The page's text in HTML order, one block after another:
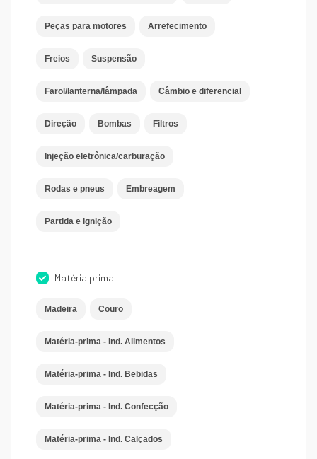
Peças para motores Arrefecimento
Freios Suspensão
Farol/lanterna/lâmpada Câmbio e diferencial
Direção Bombas Filtros
Injeção eletrônica/carburação
Rodas e pneus Embreagem
Partida e ignição
Matéria prima
Madeira Couro
Matéria-prima - Ind. Alimentos
Matéria-prima - Ind. Bebidas
Matéria-prima - Ind. Confecção
Matéria-prima - Ind. Calçados